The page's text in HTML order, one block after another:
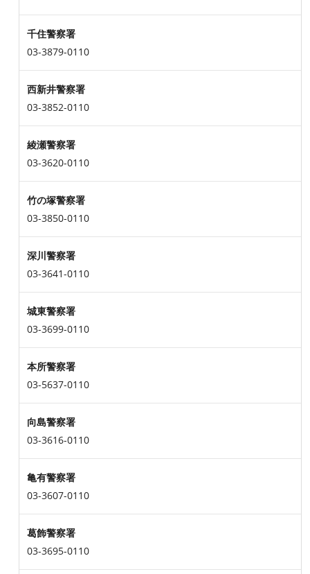
千住警察署
03-3879-0110
西新井警察署
03-3852-0110
綾瀬警察署
03-3620-0110
竹の塚警察署
03-3850-0110
深川警察署
03-3641-0110
城東警察署
03-3699-0110
本所警察署
03-5637-0110
向島警察署
03-3616-0110
亀有警察署
03-3607-0110
葛飾警察署
03-3695-0110